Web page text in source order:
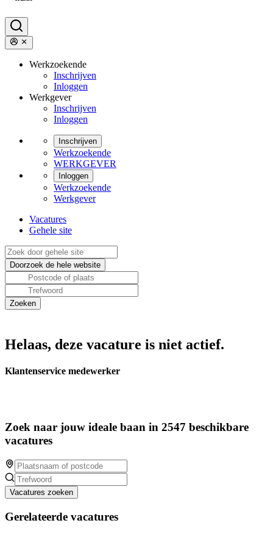
Werkzoekende
Inschrijven
Inloggen
Werkgever
Inschrijven
Inloggen
Inschrijven
Werkzoekende
WERKGEVER
Inloggen
Werkzoekende
Werkgever
Vacatures
Gehele site
Helaas, deze vacature is niet actief.
Klantenservice medewerker
Zoek naar jouw ideale baan in 2547 beschikbare
vacatures
Vacatures zoeken
Gerelateerde vacatures